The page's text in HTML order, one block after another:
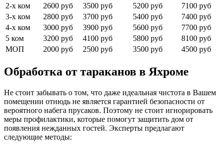
2-х ком
2600 руб 3500 руб 5200 руб
7100 руб
3-х ком
2800 руб 3700 руб 5400 руб
7400 руб
4-х ком
3000 руб 3900 руб 5600 руб
7700 руб
5 ком
3200 руб 4100 руб 5800 руб
8100 руб
МОП
2000 руб 2500 руб 3500 руб 4500 руб
Обработка от тараканов в Яхроме
Не стоит забывать о том, что даже идеальная чистота в Вашем
помещении отнюдь не является гарантией безопасности от
вероятного набега прусаков. Поэтому не стоит игнорировать
меры профилактики, которые помогут защитить дом от
появления нежданных гостей. Эксперты предлагают
следующие методы: